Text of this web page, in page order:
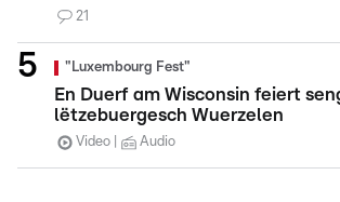
21
"Luxembourg Fest"
En Duerf am Wisconsin feiert
lëtzebuergesch Wuerzelen
Video Audio